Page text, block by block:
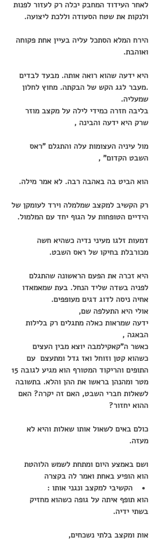
לאחר העידוד המחבק יכלה רק לעזור לפנות
ולנקות את שטח הסעודה וללכת ליצועה.
הירח המלא הסתכל עליה בעיין אחת פקוחה
ואוהבת.
היא ידעה שהוא רואה אותה. מבעד לבדים
.מעבר לגג הקש של הבקתה. מחוץ לחלון
שמעליה.
בליבה חזרה כמידי לילה על מקצב מוזר
שרק היא ידעה והבינה ,
מול עיניה העצומות עלה והתגלם "ראס
השבט הקדום" ,
הוא הביט בה באהבה רבה. לא אמר מילה.
רק הקשיב למקצב שמלמלה וירד לעומקן של
הידיים הטופחות על הגוף יחד עם המלמול.
דמעות זלגו מעיני נדיה כשהיא חשה
מכורבלת בחיקו של ראס השבט.
היא זכרה את הפעם הראשונה שהתגלם
לפניה בשדה שליד הנחל. בעת שמאמאדו
אחיה ניסה לדוג דגים מעופפים.
אולי היא התעלפה שם,
ידעה שמראות כאלה מתגלים רק בלילות
הבאגה ,
כאשר ה"קאקילמבה יוצא מבין העצים
כשהוא קטן וזוחל ואז גדל ומתעצם  עם
מטר ומהנהן בראשו את ההן והלא. בתשובה
לשאלות חברי השבט, האם זה יקרה? האם
ההוא יחזור?
כולם באים לשאול אותו שאלות והיא לא
מעזה.
ושם באמצע היום ומתחת לשמש הלוהטת
הוא הופיע באחת ואמר לה בקצרה
הקשיבי למקצב ונגני אותו :
הוא תופף איתה על גופה כשהוא מחזיק
בשתי ידיה.
אות ומקצב בלתי נשכחים,